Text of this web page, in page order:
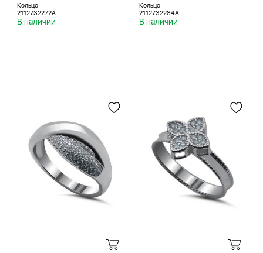
Кольцо
2112732272A
В наличии
Кольцо
2112732284A
В наличии